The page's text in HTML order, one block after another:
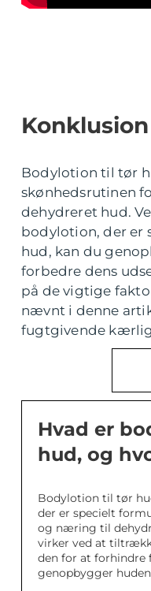
Konklusion
Bodylotion til tør
skønhedsrutinen
dehydreret hud.
bodylotion, der er
hud, kan du
forbedre dens
på de vigtige
nævnt i denne
fugtgivende
Hvad er
hud, og
Bodylotion til tør
der er specielt
og næring til
virker ved at
den for at forhindre
genopbygger